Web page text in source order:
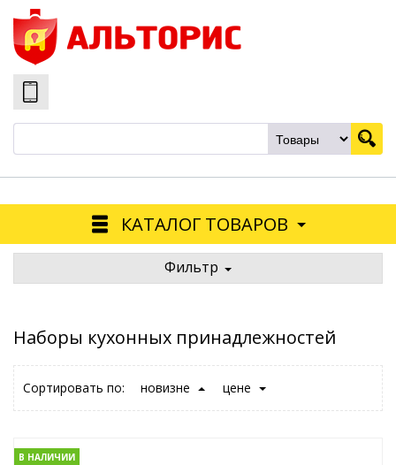
КАТАЛОГ ТОВАРОВ
Фильтр
Наборы кухонных принадлежностей
Сортировать по: новизне цене
В НАЛИЧИИ